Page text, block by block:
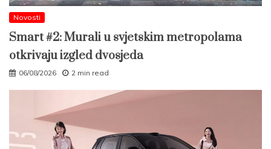
Novosti
Smart #2: Murali u svjetskim metropolama
otkrivaju izgled dvosjeda
06/08/2026 2 min read